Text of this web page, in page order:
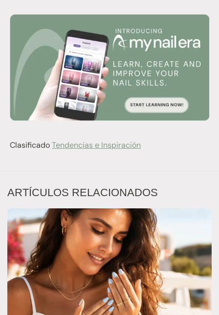
ClasificadoTendencias e Inspiración
ARTÍCULOS RELACIONADOS